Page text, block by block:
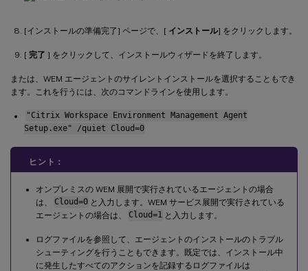
[インストールの準備完了] ページで、[ インストール] をクリックします。
[ 完了 ] をクリックして、インストールウィザードを終了します。
または、WEM エージェントのサイレントインストールを選択することもでき
ます。これを行うには、次のコマンドラインを使用します。
"Citrix Workspace Environment Management Agent
Setup.exe" /quiet Cloud=0
ヒント：
オンプレミスの WEM 展開で実行されているエージェントの場合
は、
Cloud=0 と入力します。WEM サービス展開で実行されている
エージェントの場合は、
Cloud=1 と入力します。
ログファイルを参照して、エージェントのインストールのトラブル
シューティングを行うこともできます。既定では、インストール中
に発生したすべてのアクションを記録するログファイルは